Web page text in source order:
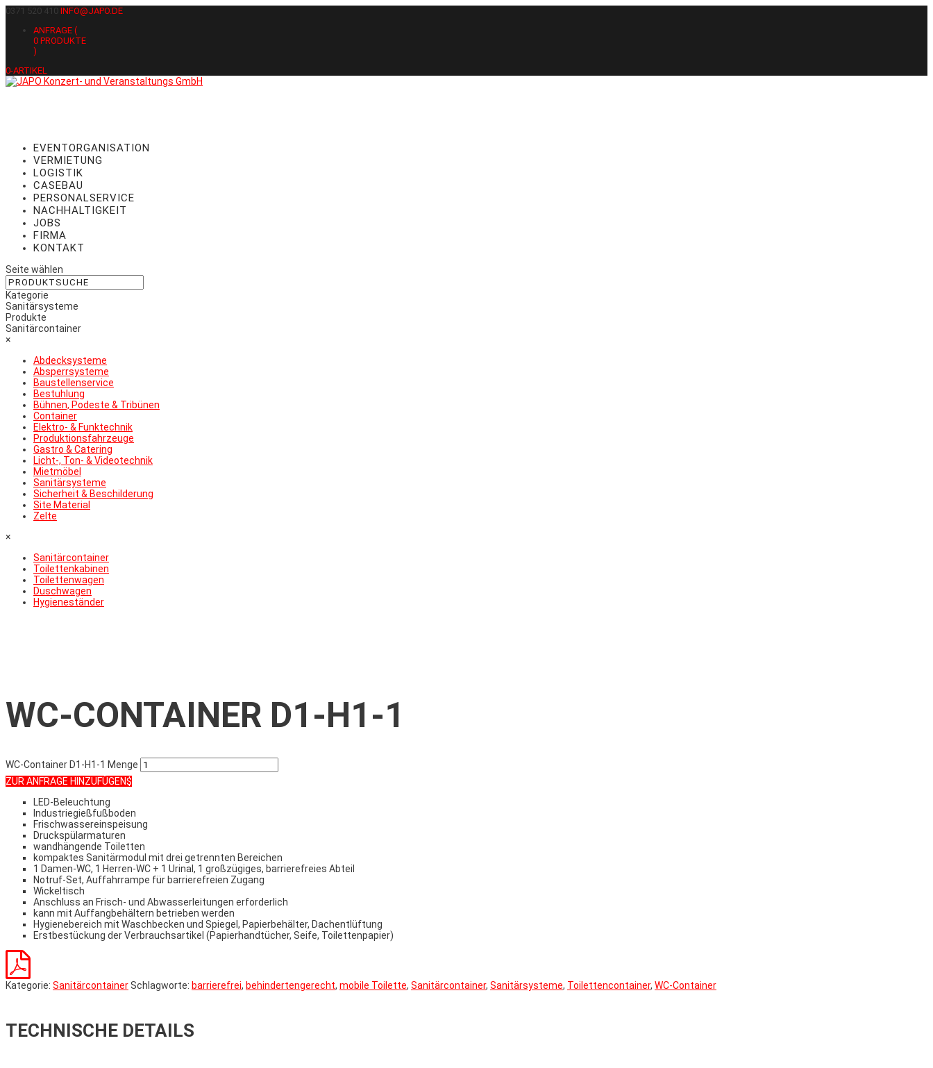
0371 520 410 INFO@JAPO.DE
ANFRAGE (
0 PRODUKTE
)
0-ARTIKEL
EVENTORGANISATION
VERMIETUNG
LOGISTIK
CASEBAU
PERSONALSERVICE
NACHHALTIGKEIT
JOBS
FIRMA
KONTAKT
Seite wählen
Kategorie
Sanitärsysteme
Produkte
Sanitärcontainer
×
Abdecksysteme
Absperrsysteme
Baustellenservice
Bestuhlung
Bühnen, Podeste & Tribünen
Container
Elektro- & Funktechnik
Produktionsfahrzeuge
Gastro & Catering
Licht-, Ton- & Videotechnik
Mietmöbel
Sanitärsysteme
Sicherheit & Beschilderung
Site Material
Zelte
×
Sanitärcontainer
Toilettenkabinen
Toilettenwagen
Duschwagen
Hygieneständer
WC-CONTAINER D1-H1-1
WC-Container D1-H1-1 Menge
ZUR ANFRAGE HINZUFÜGEN
LED-Beleuchtung
Industriegießfußboden
Frischwassereinspeisung
Druckspülarmaturen
wandhängende Toiletten
kompaktes Sanitärmodul mit drei getrennten Bereichen
1 Damen-WC, 1 Herren-WC + 1 Urinal, 1 großzügiges, barrierefreies Abteil
Notruf-Set, Auffahrrampe für barrierefreien Zugang
Wickeltisch
Anschluss an Frisch- und Abwasserleitungen erforderlich
kann mit Auffangbehältern betrieben werden
Hygienebereich mit Waschbecken und Spiegel, Papierbehälter, Dachentlüftung
Erstbestückung der Verbrauchsartikel (Papierhandtücher, Seife, Toilettenpapier)
Kategorie: SanitärcontainerSchlagworte: barrierefrei, behindertengerecht, mobile Toilette, Sanitärcontainer, Sanitärsysteme, Toilettencontainer, WC-Container
TECHNISCHE DETAILS